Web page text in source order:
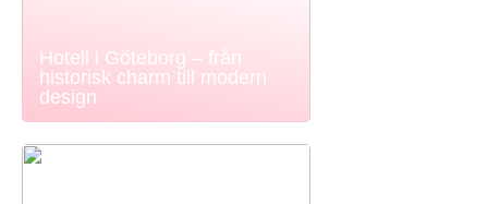
Hotell i Göteborg – från
historisk charm till modern
design